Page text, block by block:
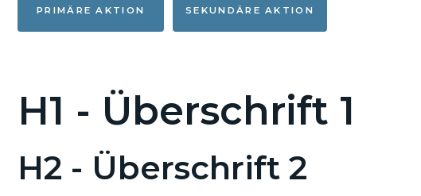
PRIMÄRE AKTION SEKUNDÄRE AKTION
H1 - Überschrift 1
H2 - Überschrift 2